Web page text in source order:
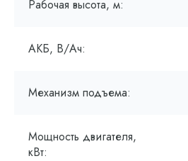
Рабочая высота, м:
АКБ, В/Ач:
Механизм подъема:
Мощность двигателя,
кВт: